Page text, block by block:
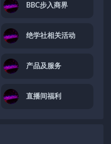
BBC步入商界
绝学社相关活动
产品及服务
直播间福利